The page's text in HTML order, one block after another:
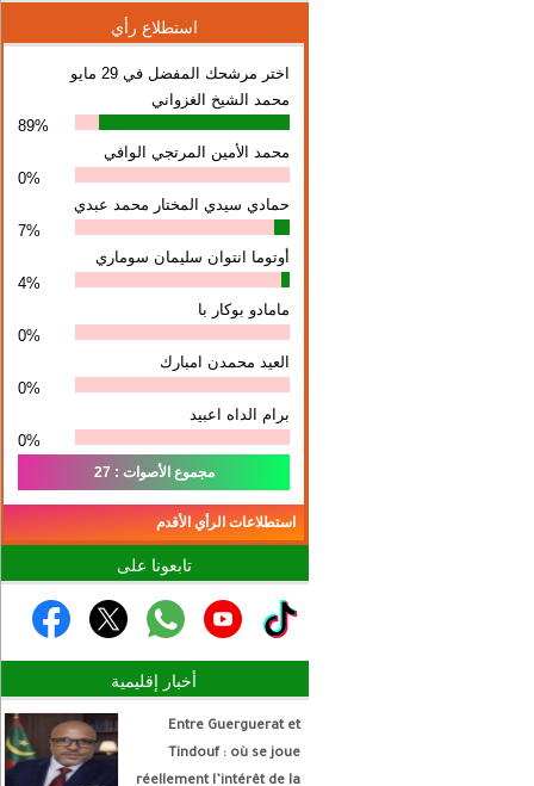
استطلاع رأي
اختر مرشحك المفضل في 29 مايو
محمد الشيخ الغزواني
89%
محمد الأمين المرتجي الوافي
0%
حمادي سيدي المختار محمد عبدي
7%
أوتوما انتوان سلیمان سوماري
4%
مامادو بوكار با
0%
العيد محمدن امبارك
0%
برام الداه اعبيد
0%
مجموع الأصوات : 27
استطلاعات الرأي الأقدم
تابعونا على
أخبار إقليمية
Entre Guerguerat et
Tindouf : où se joue
réellement l’intérêt de la